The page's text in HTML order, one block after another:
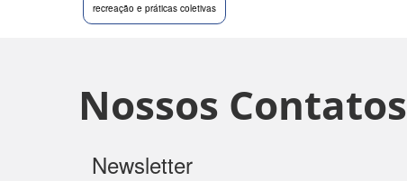
recreação e práticas coletivas
Nossos Contatos
Newsletter